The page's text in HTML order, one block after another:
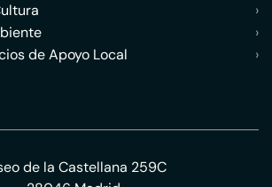
›
›
de Apoyo Local
›
de la Castellana 259C